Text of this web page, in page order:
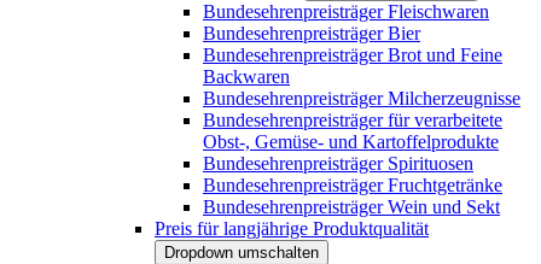
Bundesehrenpreisträger Fleischwaren
Bundesehrenpreisträger Bier
Bundesehrenpreisträger Brot und Feine
Backwaren
Bundesehrenpreisträger Milcherzeugnisse
Bundesehrenpreisträger für verarbeitete
Obst-, Gemüse- und Kartoffelprodukte
Bundesehrenpreisträger Spirituosen
Bundesehrenpreisträger Fruchtgetränke
Bundesehrenpreisträger Wein und Sekt
Preis für langjährige Produktqualität
Dropdown umschalten